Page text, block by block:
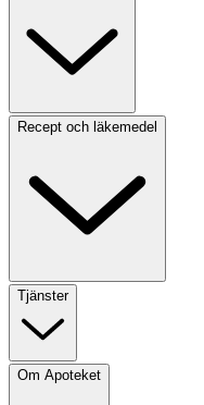
Recept och läkemedel
Tjänster
Om Apoteket